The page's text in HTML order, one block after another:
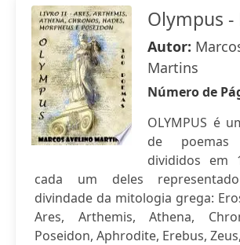
Olympus -
Autor:
Martins
Número de
OLYMPUS é
de
divididos em
cada um deles
divindade da mitologia grega:
Ares, Arthemis, Athena,
Poseidon, Aphrodite, Erebus,